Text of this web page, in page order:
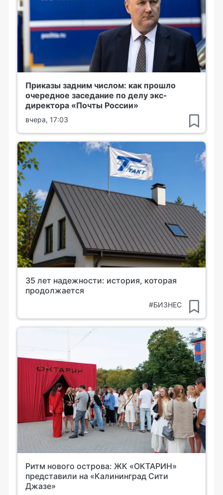
Приказы задним числом: как прошло
очередное заседание по делу экс-
директора «Почты России»
вчера, 17:03
35 лет надежности: история, которая
продолжается
#БИЗНЕС
Ритм нового острова: ЖК «ОКТАРИН»
представили на «Калининград Сити
Джазе»